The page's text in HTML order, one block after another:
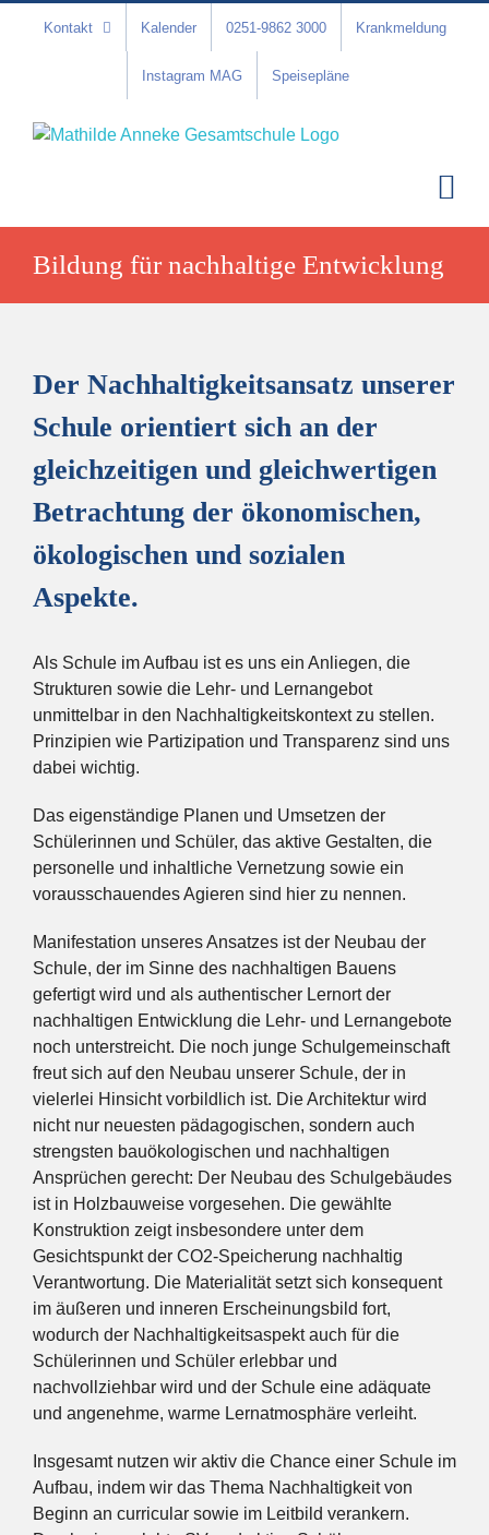
Kontakt Kalender 0251-9862 3000 Krankmeldung
Instagram MAG Speisepläne
Bildung für nachhaltige Entwicklung
Der Nachhaltigkeitsansatz unserer
Schule orientiert sich an der
gleichzeitigen und gleichwertigen
Betrachtung der ökonomischen,
ökologischen und sozialen
Aspekte.
Als Schule im Aufbau ist es uns ein Anliegen, die
Strukturen sowie die Lehr- und Lernangebot
unmittelbar in den Nachhaltigkeitskontext zu stellen.
Prinzipien wie Partizipation und Transparenz sind uns
dabei wichtig.
Das eigenständige Planen und Umsetzen der
Schülerinnen und Schüler, das aktive Gestalten, die
personelle und inhaltliche Vernetzung sowie ein
vorausschauendes Agieren sind hier zu nennen.
Manifestation unseres Ansatzes ist der Neubau der
Schule, der im Sinne des nachhaltigen Bauens
gefertigt wird und als authentischer Lernort der
nachhaltigen Entwicklung die Lehr- und Lernangebote
noch unterstreicht. Die noch junge Schulgemeinschaft
freut sich auf den Neubau unserer Schule, der in
vielerlei Hinsicht vorbildlich ist. Die Architektur wird
nicht nur neuesten pädagogischen, sondern auch
strengsten bauökologischen und nachhaltigen
Ansprüchen gerecht: Der Neubau des Schulgebäudes
ist in Holzbauweise vorgesehen. Die gewählte
Konstruktion zeigt insbesondere unter dem
Gesichtspunkt der CO2-Speicherung nachhaltig
Verantwortung. Die Materialität setzt sich konsequent
im äußeren und inneren Erscheinungsbild fort,
wodurch der Nachhaltigkeitsaspekt auch für die
Schülerinnen und Schüler erlebbar und
nachvollziehbar wird und der Schule eine adäquate
und angenehme, warme Lernatmosphäre verleiht.
Insgesamt nutzen wir aktiv die Chance einer Schule im
Aufbau, indem wir das Thema Nachhaltigkeit von
Beginn an curricular sowie im Leitbild verankern.